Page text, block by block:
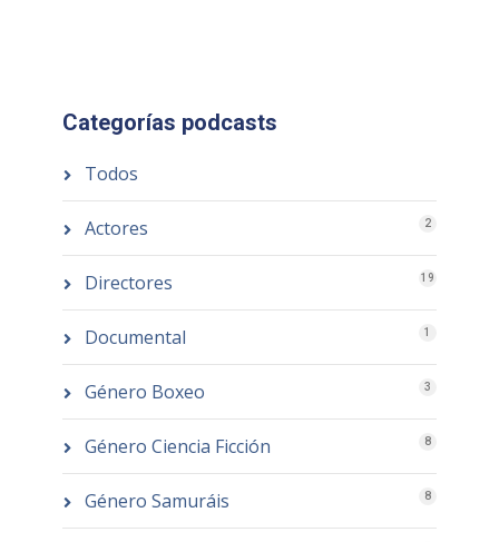
Categorías podcasts
Todos
Actores 2
Directores 19
Documental 1
Género Boxeo 3
Género Ciencia Ficción 8
Género Samuráis 8